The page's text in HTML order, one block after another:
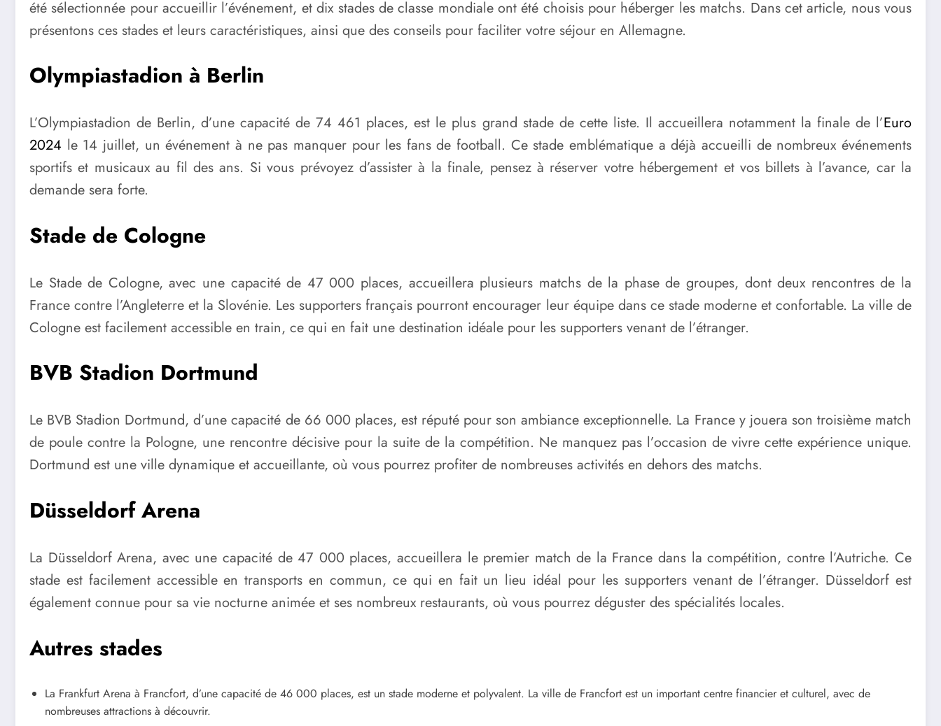
été sélectionnée pour accueillir l’événement, et dix stades de classe mondiale ont été choisis pour héberger les matchs. Dans cet article, nous vous
présentons ces stades et leurs caractéristiques, ainsi que des conseils pour faciliter votre séjour en Allemagne.
Olympiastadion à Berlin
L’Olympiastadion de Berlin, d’une capacité de 74 461 places, est le plus grand stade de cette liste. Il accueillera notamment la finale de l’Euro
2024 le 14 juillet, un événement à ne pas manquer pour les fans de football. Ce stade emblématique a déjà accueilli de nombreux événements
sportifs et musicaux au fil des ans. Si vous prévoyez d’assister à la finale, pensez à réserver votre hébergement et vos billets à l’avance, car la
demande sera forte.
Stade de Cologne
Le Stade de Cologne, avec une capacité de 47 000 places, accueillera plusieurs matchs de la phase de groupes, dont deux rencontres de la
France contre l’Angleterre et la Slovénie. Les supporters français pourront encourager leur équipe dans ce stade moderne et confortable. La ville de
Cologne est facilement accessible en train, ce qui en fait une destination idéale pour les supporters venant de l’étranger.
BVB Stadion Dortmund
Le BVB Stadion Dortmund, d’une capacité de 66 000 places, est réputé pour son ambiance exceptionnelle. La France y jouera son troisième match
de poule contre la Pologne, une rencontre décisive pour la suite de la compétition. Ne manquez pas l’occasion de vivre cette expérience unique.
Dortmund est une ville dynamique et accueillante, où vous pourrez profiter de nombreuses activités en dehors des matchs.
Düsseldorf Arena
La Düsseldorf Arena, avec une capacité de 47 000 places, accueillera le premier match de la France dans la compétition, contre l’Autriche. Ce
stade est facilement accessible en transports en commun, ce qui en fait un lieu idéal pour les supporters venant de l’étranger. Düsseldorf est
également connue pour sa vie nocturne animée et ses nombreux restaurants, où vous pourrez déguster des spécialités locales.
Autres stades
La Frankfurt Arena à Francfort, d’une capacité de 46 000 places, est un stade moderne et polyvalent. La ville de Francfort est un important centre financier et culturel, avec de
nombreuses attractions à découvrir.